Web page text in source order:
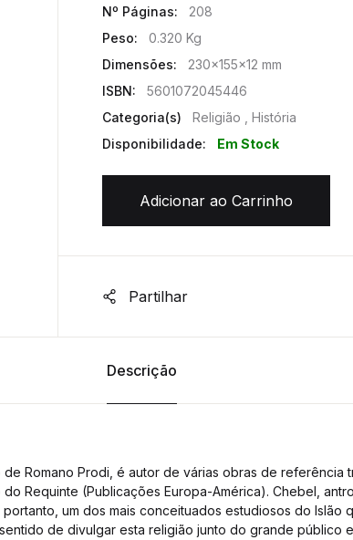
Nº Páginas:
208
Peso:
0.320 Kg
Dimensões:
230x155x12 mm
ISBN:
5601072045446
Categoria(s)
Religião , História
Disponibilidade:
Em Stock
Adicionar ao Carrinho
Partilhar
Descrição
Romano Prodi, é autor de várias obras de referência
Requinte (Publicações Europa-América). Chebel,
um dos mais conceituados estudiosos do Islão
de divulgar esta religião junto do grande público